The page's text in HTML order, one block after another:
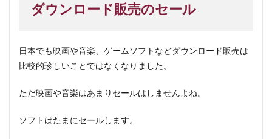
ダウンロード販売のセール
日本でも映画や音楽、ゲームソフトなどダウンロード販売は
比較的珍しいことではなくなりました。
ただ映画や音楽はあまりセールはしませんよね。
ソフトはたまにセールします。